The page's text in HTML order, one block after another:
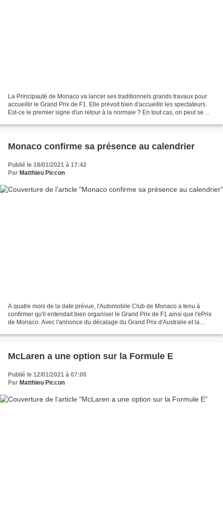
La Principauté de Monaco va lancer ses traditionnels grands travaux pour
accueillir le Grand Prix de F1. Elle prévoit bien d'accueillir les spectateurs.
Est-ce le premier signe d'un retour à la normale ? En tout cas, on peut se
Monaco confirme sa présence au calendrier
Publié le 18/01/2021 à 17:42
Par Matthieu Piccon
A quatre mois de la date prévue, l'Automobile Club de Monaco a tenu à
confirmer qu'il entendait bien organiser le Grand Prix de F1 ainsi que l'ePrix
de Monaco. Avec l'annonce du décalage du Grand Prix d'Australie et la
McLaren a une option sur la Formule E
Publié le 12/01/2021 à 07:00
Par Matthieu Piccon